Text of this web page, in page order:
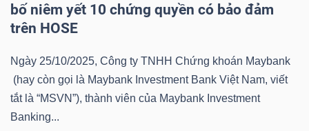
bố niêm yết 10 chứng quyền có bảo đảm
trên HOSE
Ngày 25/10/2025, Công ty TNHH Chứng khoán Maybank
(hay còn gọi là Maybank Investment Bank Việt Nam, viết
tắt là “MSVN”), thành viên của Maybank Investment
Banking...
NGUYÊN
LIỆU